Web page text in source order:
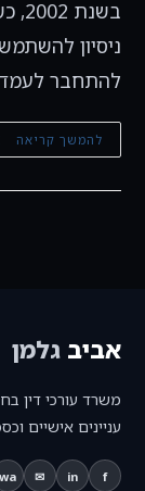
ניסיון
להתחבר
להמשך קריאה
לי
אביבגלמן
משרד עורכי דין
עניינים אישיים
f
in
✉
wa